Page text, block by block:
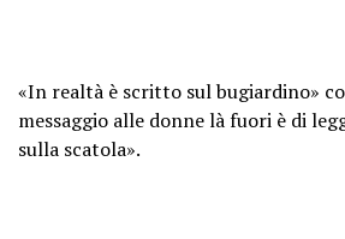
«In realtà è scritto sul bugiardino»
messaggio alle donne là fuori è di
sulla scatola».